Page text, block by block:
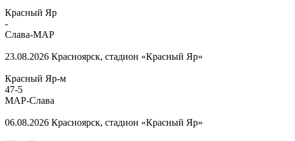
Красный Яр
-
Слава-МАР
23.08.2026 Красноярск, стадион «Красный Яр»
Красный Яр-м
47-5
МАР-Слава
06.08.2026 Красноярск, стадион «Красный Яр»